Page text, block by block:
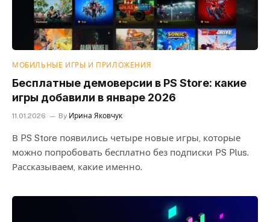
МОБИЛЬНЫЕ ИГРЫ И ПРИЛОЖЕНИЯ
Бесплатные демоверсии в PS Store: какие
игры добавили в январе 2026
11.01.2026 By Ирина Яковчук
В PS Store появились четыре новые игры, которые
можно попробовать бесплатно без подписки PS Plus.
Рассказываем, какие именно.